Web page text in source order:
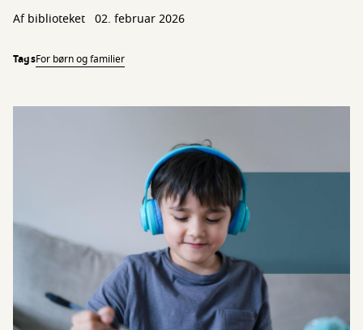
Af biblioteket 02. februar 2026
TagsFor børn og familier